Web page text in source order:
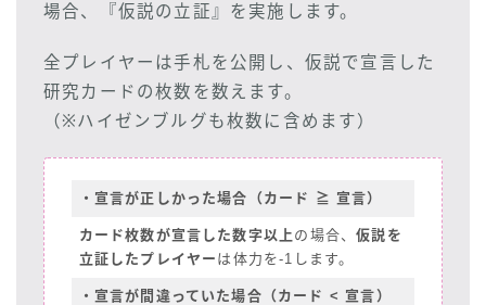
場合、『仮説の立証』を実施します。
全プレイヤーは手札を公開し、仮説で宣言した
研究カードの枚数を数えます。
（※ハイゼンブルグも枚数に含めます）
・宣言が正しかった場合（カード ≧ 宣言）
カード枚数が宣言した数字以上 の場合、仮説を
立証したプレイヤー は体力を-1します。
・宣言が間違っていた場合（カード < 宣言）